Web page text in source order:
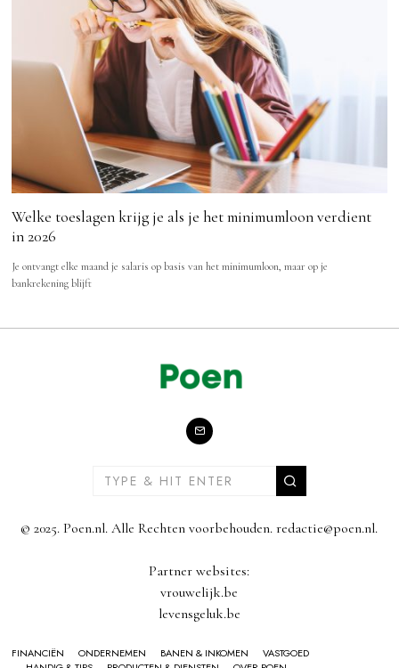
Welke toeslagen krijg je als je het minimumloon verdient
in 2026
Je ontvangt elke maand je salaris op basis van het minimumloon, maar op je
bankrekening blijft
© 2025. Poen.nl. Alle Rechten voorbehouden. redactie@poen.nl.
Partner websites:
vrouwelijk.be
levensgeluk.be
FINANCIËN ONDERNEMEN BANEN & INKOMEN
VASTGOED